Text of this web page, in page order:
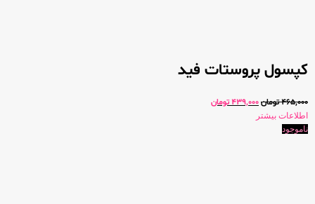
کپسول پروستات فید
465,000تومان439,000 تومان
اطلاعات بیشتر
ناموجود